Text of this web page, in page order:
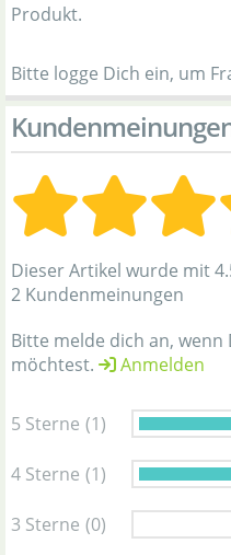
Produkt.
Bitte logge Dich ein, um
Dieser Artikel wurde mit
2 Kundenmeinungen
Bitte melde dich an,
möchtest.
Anmelden
5 Sterne (1)
4 Sterne (1)
3 Sterne (0)